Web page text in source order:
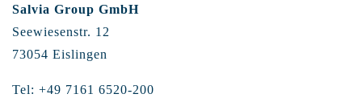
Salvia Group GmbH
Seewiesenstr. 12
73054 Eislingen
Tel: +49 7161 6520-200